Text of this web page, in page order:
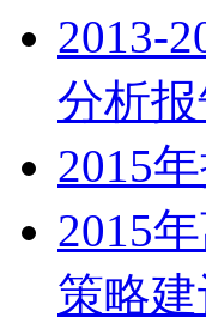
2013-
分析
2015
2015
策略